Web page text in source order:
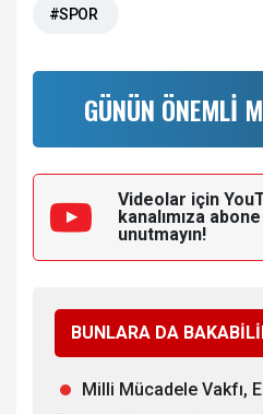
#SPOR
GÜNÜN ÖNEMLİ
Videolar için
kanalımıza abone
unutmayın!
BUNLARA DA
Milli Mücadele Vakfı,